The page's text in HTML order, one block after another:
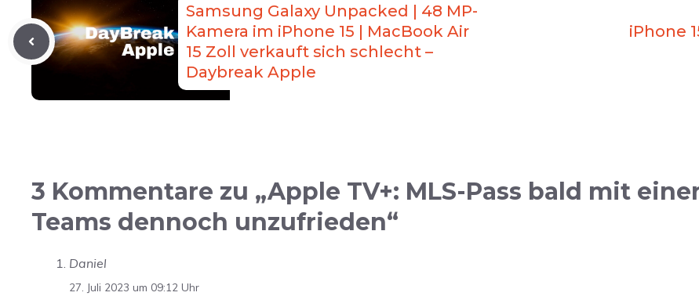
Samsung Galaxy Unpacked | 48 MP-
Kamera im iPhone 15 | MacBook Air
15 Zoll verkauft sich schlecht –
Daybreak Apple
iPhone
3 Kommentare zu „Apple TV+: MLS-Pass bald mit
Teams dennoch unzufrieden“
Daniel
27. Juli 2023 um 09:12 Uhr